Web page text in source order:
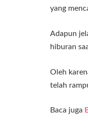
yang
Adapun
hiburan
Oleh
telah
Baca juga